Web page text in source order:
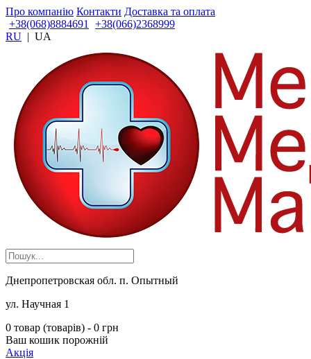
Про компанію Контакти Доставка та оплата
+38(068)8884691
+38(066)2368999
RU | UA
Днепропетровская обл. п. Опытный
ул. Научная 1
0 товар (товарів) - 0 грн
Ваш кошик порожній
Акція